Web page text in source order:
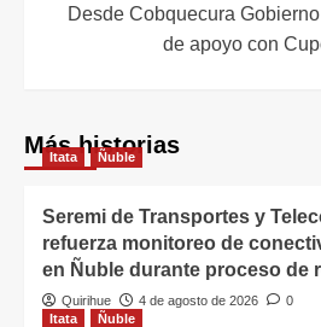
Desde Cobquecura
de apoyo con
Más historias
Itata Ñuble
Seremi de Transportes y
refuerza monitoreo de
en Ñuble durante proceso de
Quirihue 4 de agosto de 2026
0
Itata
Ñuble